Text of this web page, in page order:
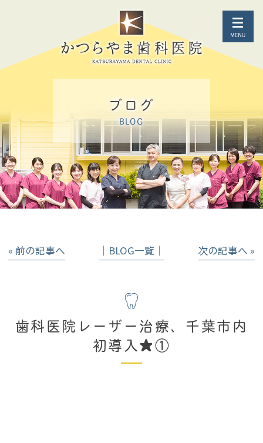
ブログ
BLOG
« 前の記事へ │BLOG一覧│ 次の記事へ »
歯科医院レーザー治療、千葉市内
初導入★①